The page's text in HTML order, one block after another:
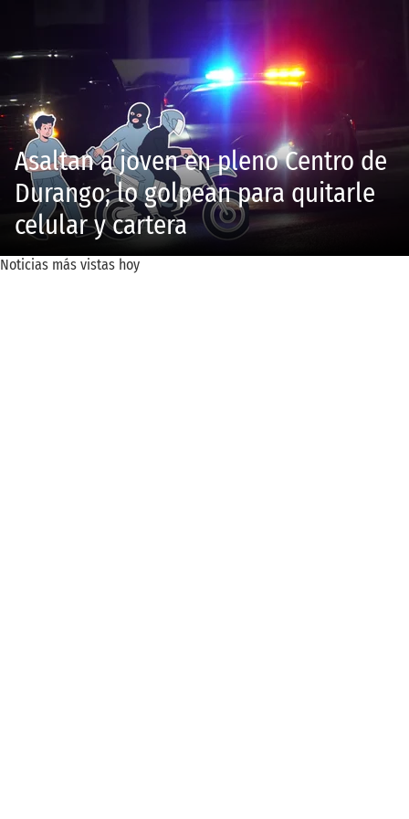
Asaltan a joven en pleno Centro de
Durango; lo golpean para quitarle
celular y cartera
Noticias más vistas hoy